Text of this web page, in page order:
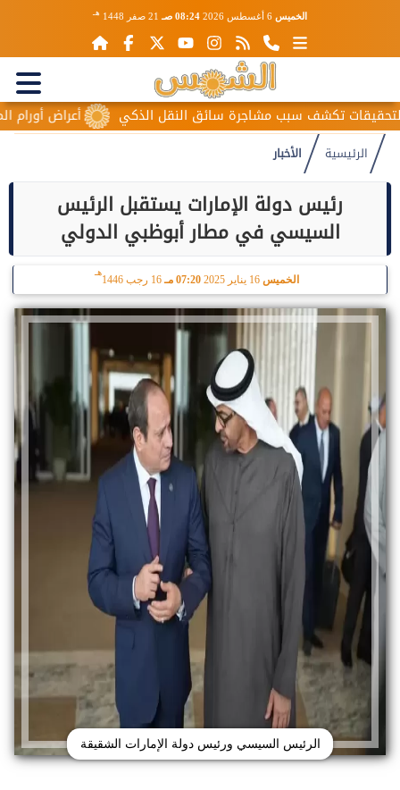
الخميس 08:24 صـ 21 صفر 1448 هـ
أعراض أورام المبيض مشاجرة سائق النقل الذكي
الرئيسية الأخبار
رئيس دولة الإمارات يستقبل الرئيس
السيسي في مطار أبوظبي الدولي
الخميس 16 يناير 2025 07:20 مـ 16 رجب 1446
هـ
الرئيس السيسي ورئيس دولة الإمارات الشقيقة